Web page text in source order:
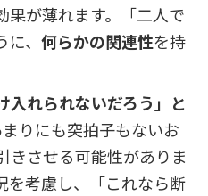
果が薄れます。「二人で
、 何らかの関連性を持
入れられないだろう」と
まりにも突拍子もないお
きさせる可能性がありま
を考慮し、「これなら断